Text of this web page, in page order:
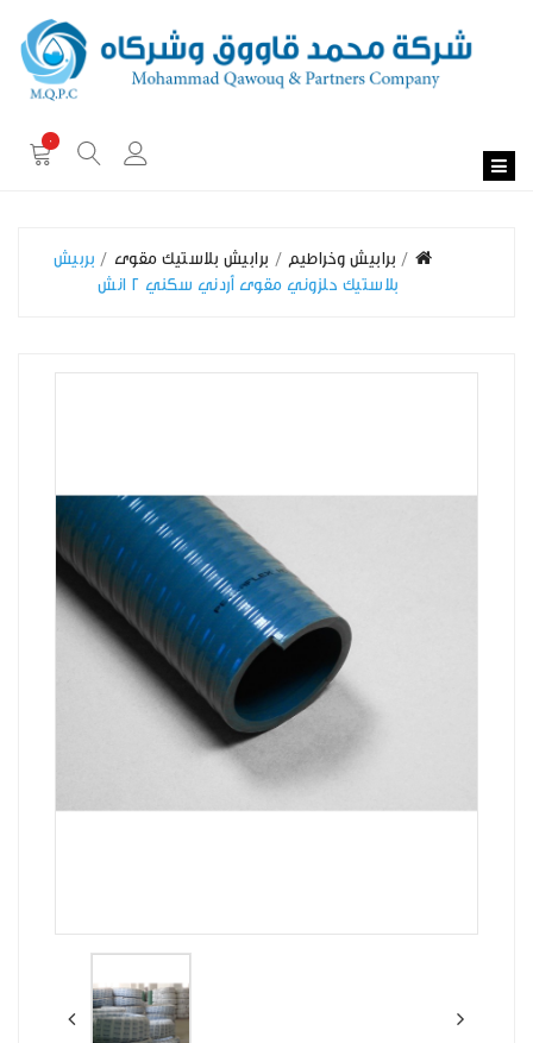
0
برابيش وخراطيم برابيش بلاستيك مقوى
بربيش
بلاستيك حلزوني مقوى أردني سكني 2 انش